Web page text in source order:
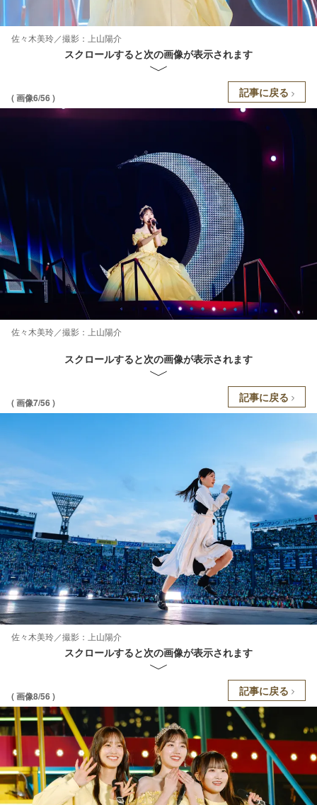
佐々木美玲／撮影：上山陽介
スクロールすると次の画像が表示されます
( 画像6/56 ) 記事に戻る
佐々木美玲／撮影：上山陽介
スクロールすると次の画像が表示されます
( 画像7/56 ) 記事に戻る
佐々木美玲／撮影：上山陽介
スクロールすると次の画像が表示されます
( 画像8/56 ) 記事に戻る